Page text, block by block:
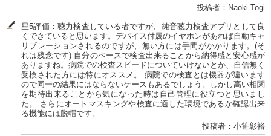
投稿者：Naoki Togi
星5評価：聴力検査している者ですが、純音聴力検査アプリとして良
くできていると思います。デバイス付属のイヤホンがあれば自動キャ
リブレーションされるのですが、無い方には手間がかかります。(そ
れは残念です) 自分のペースで検査出来ることから納得感と安心感が
ありますね。病院での検査スピードについていけないとか、自信無く
受検された方には特にオススメ。 病院での検査とは機器が違います
ので同一の結果にはならないケースもあるでしょう。しかし高い相関
を期待出来ることから気になった時は自己管理に役立つと思いまし
た。 さらにオートマスキングや検査に適した環境であるか確認出来
る機能には脱帽です。
投稿者：小笹彰裕